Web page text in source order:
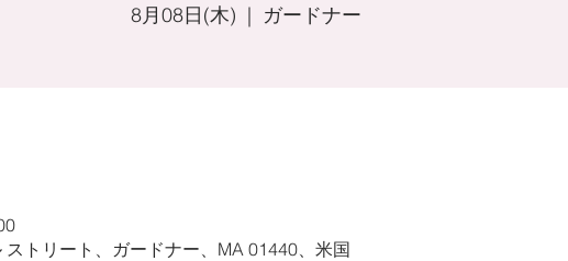
8月08日(木)
  |
ガードナー
トリート、ガードナー、MA 01440、米国